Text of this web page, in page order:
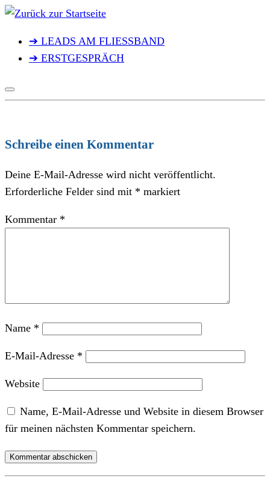
Zum
springen➔ LEADS AM FLIESSBAND
➔ ERSTGESPRÄCH
Schreibe einen Kommentar
Deine E-Mail-Adresse wird nicht veröffentlicht.
Erforderliche Felder sind mit * markiert
Kommentar *
Name *
E-Mail-Adresse *
Website
Name, E-Mail-Adresse und Website in diesem Browser
für meinen nächsten Kommentar speichern.